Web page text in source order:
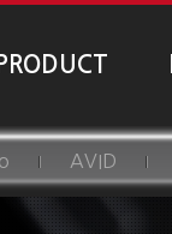
PRODUCT
AVID